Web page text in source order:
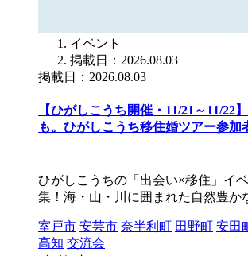
イベント
掲載日：2026.08.03
掲載日：2026.08.03
【ひがしこうち開催・11/21～11/22
も。ひがしこうち移住婚ツアー参加
ひがしこうちの「出会い×移住」イ
集！海・山・川に囲まれた自然豊
室戸市 安芸市 奈半利町 田野町 安田
高知 交流会